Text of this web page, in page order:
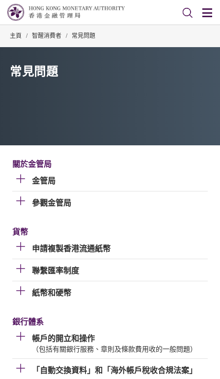
主頁 / 智醒消費者 / 常見問題
常見問題
關於金管局
金管局
參觀金管局
貨幣
申請複製香港流通紙幣
聯繫匯率制度
紙幣和硬幣
銀行體系
帳戶的開立和操作
（包括有關銀行服務、章則及條款費用收的一般問題）
「自動交換資料」和「海外帳戶稅收合規法案」